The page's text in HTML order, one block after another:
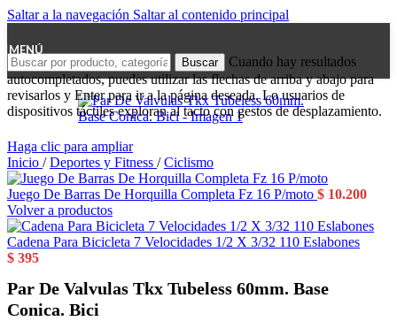
Saltar a la navegación Saltar al contenido principal
MENÚ
Buscar
Cuando hay resultados
autocompletados, puedes utilizar las flechas de arriba y abajo para
revisarlos y Enter para ir a la página deseada. Lo usuarios de
dispositivos táctiles exploran al tacto con gestos de desplazamiento.
Haga clic para ampliar
Inicio / Deportes y Fitness / Ciclismo
Juego De Barras De Horquilla Completa Fz 16 P/moto $ 10.200
Volver a productos
Cadena Para Bicicleta 7 Velocidades 1/2 X 3/32 110 Eslabones
$ 395
Par De Valvulas Tkx Tubeless 60mm. Base
Conica. Bici